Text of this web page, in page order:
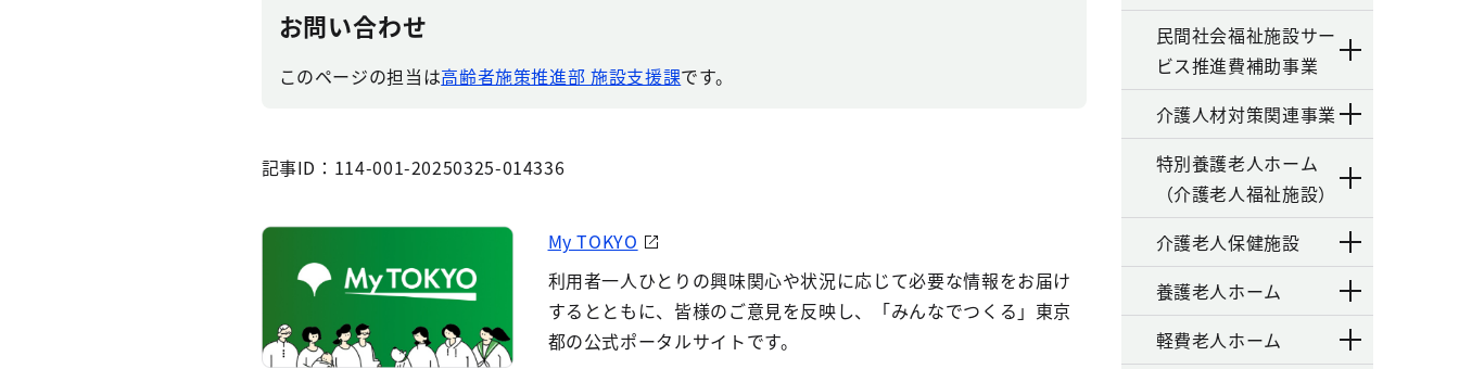
お問い合わせ
このページの担当は高齢者施策推進部 施設支援課です。
記事ID：114-001-20250325-014336
My TOKYO
利用者一人ひとりの興味関心や状況に応じて必要な情報をお届け
するとともに、皆様のご意見を反映し、「みんなでつくる」東京
都の公式ポータルサイトです。
民間社会福祉施設サー
ビス推進費補助事業
介護人材対策関連事業
特別養護老人ホーム
（介護老人福祉施設）
介護老人保健施設
養護老人ホーム
軽費老人ホーム